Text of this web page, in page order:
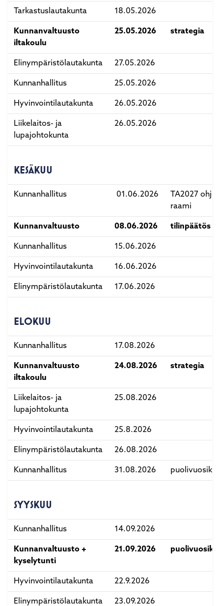
Tarkastuslautakunta 18.05.2026
Kunnanvaltuusto
iltakoulu
25.05.2026 strategia
Elinympäristölautakunta 27.05.2026
Kunnanhallitus 25.05.2026
Hyvinvointilautakunta 26.05.2026
Liikelaitos- ja
lupajohtokunta
26.05.2026
KESÄKUU
Kunnanhallitus 01.06.2026
TA2027 ohje
raami
Kunnanvaltuusto 08.06.2026 tilinpäätös
Kunnanhallitus 15.06.2026
Hyvinvointilautakunta 16.06.2026
Elinympäristölautakunta 17.06.2026
ELOKUU
Kunnanhallitus 17.08.2026
Kunnanvaltuusto
iltakoulu
24.08.2026 strategia
Liikelaitos- ja
lupajohtokunta
25.08.2026
Hyvinvointilautakunta 25.8.2026
Elinympäristölautakunta 26.08.2026
Kunnanhallitus 31.08.2026
SYYSKUU
Kunnanhallitus 14.09.2026
Kunnanvaltuusto +
kyselytunti
21.09.2026
Hyvinvointilautakunta 22.9.2026
Elinympäristölautakunta 23.09.2026